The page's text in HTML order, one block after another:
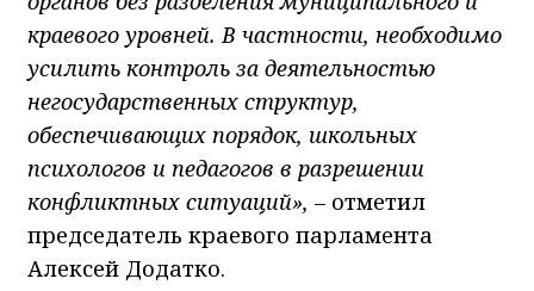
краевого уровней. В частности, необходимо
усилить контроль за деятельностью
негосударственных структур,
обеспечивающих порядок, школьных
психологов и педагогов в разрешении
конфликтных ситуаций», – отметил
председатель краевого парламента
Алексей Додатко.